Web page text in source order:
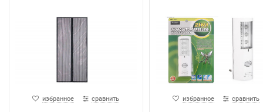
избранное сравнить избранное сравнить